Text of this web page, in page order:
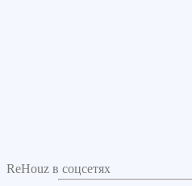
ReHouz в соцсетях